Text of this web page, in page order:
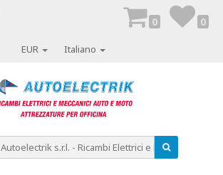
EUR Italiano
0 0